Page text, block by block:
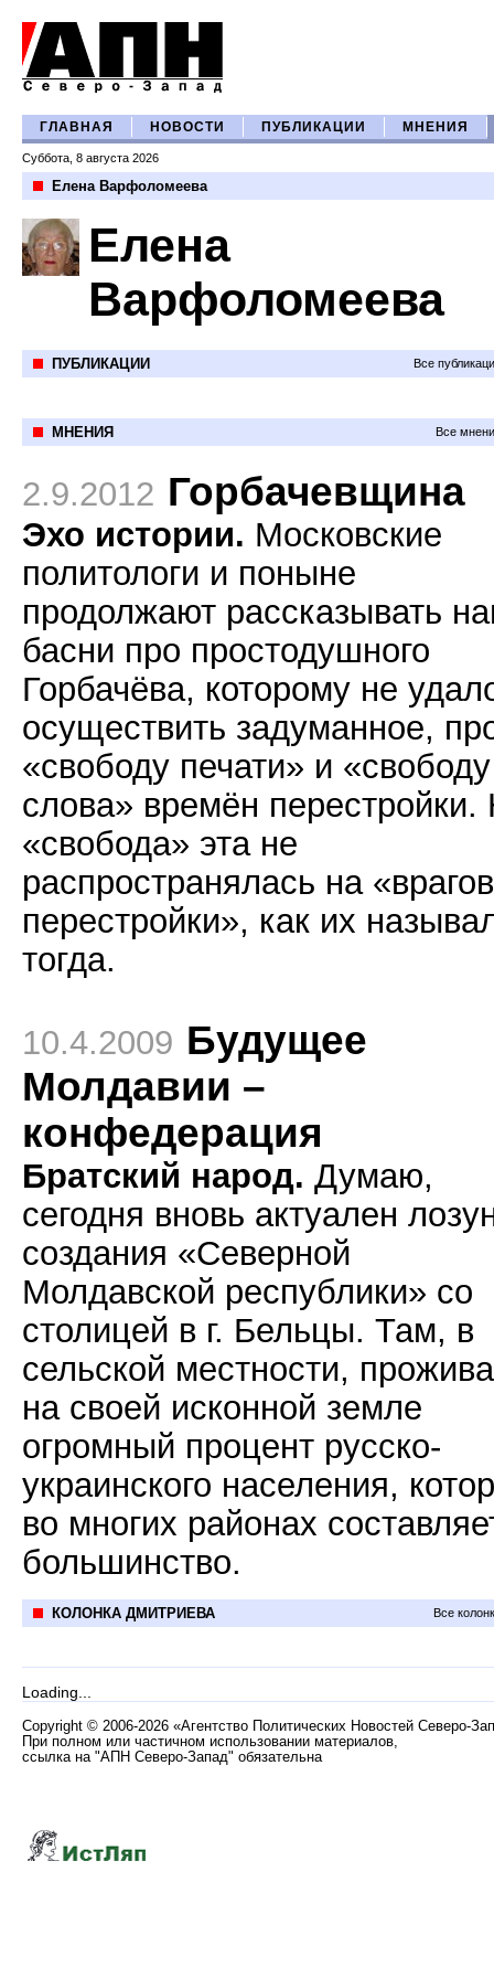
ГЛАВНАЯ НОВОСТИ ПУБЛИКАЦИИ МНЕНИЯ
Суббота, 8 августа 2026
Елена Варфоломеева
Елена
Варфоломеева
ПУБЛИКАЦИИ Все
МНЕНИЯ Все
2.9.2012 Горбачевщина
Эхо истории. Московские
политологи и поныне
продолжают рассказывать
басни про простодушного
Горбачёва, которому не
осуществить задуманное,
«свободу печати» и «свободу
слова» времён перестройки.
«свобода» эта не
распространялась на «врагов
перестройки», как их
тогда.
10.4.2009 Будущее
Молдавии –
конфедерация
Братский народ. Думаю,
сегодня вновь актуален
создания «Северной
Молдавской республики» со
столицей в г. Бельцы. Там, в
сельской местности,
на своей исконной земле
огромный процент русско-
украинского населения,
во многих районах
большинство.
КОЛОНКА ДМИТРИЕВА Все
Loading...
Copyright © 2006-2026 «Агентство Политических Новостей Северо-
При полном или частичном использовании материалов,
ссылка на "АПН Северо-Запад" обязательна